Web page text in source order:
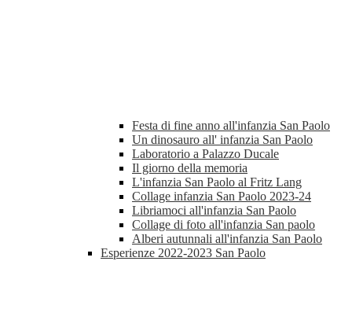
Festa di fine anno all'infanzia San Paolo
Un dinosauro all' infanzia San Paolo
Laboratorio a Palazzo Ducale
Il giorno della memoria
L'infanzia San Paolo al Fritz Lang
Collage infanzia San Paolo 2023-24
Libriamoci all'infanzia San Paolo
Collage di foto all'infanzia San paolo
Alberi autunnali all'infanzia San Paolo
Esperienze 2022-2023 San Paolo